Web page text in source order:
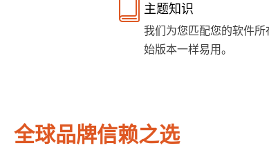
主题知识
我们为您匹配您的软件
始版本一样易用。
全球品牌信赖之选